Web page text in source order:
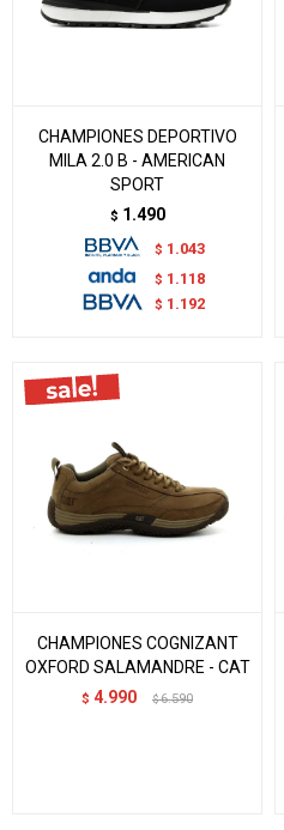
CHAMPIONES DEPORTIVO
MILA 2.0 B - AMERICAN
SPORT
$ 1.490
$ 1.043
$ 1.118
$ 1.192
CHAMPIONES COGNIZANT
OXFORD SALAMANDRE - CAT
$ 4.990 $ 6.590